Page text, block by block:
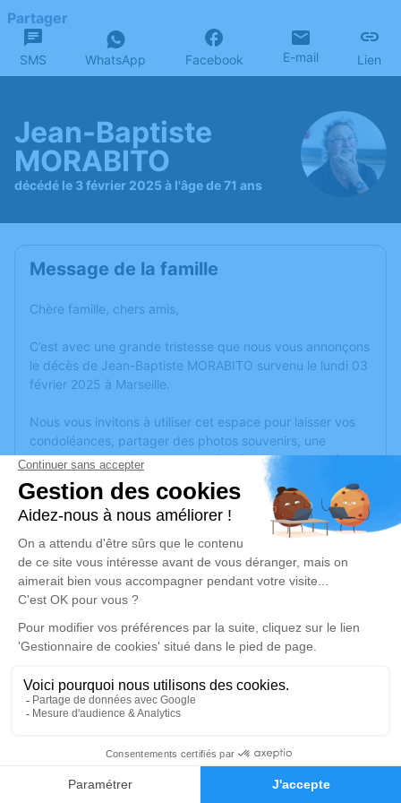
Faire-part Hommages
Partager
SMS WhatsApp Facebook E-mail Lien
Jean-Baptiste
MORABITO
décédé le 3 février 2025 à l'âge de 71 ans
Message de la famille
Chère famille, chers amis,
C’est avec une grande tristesse que nous vous annonçons
le décès de Jean-Baptiste MORABITO survenu le lundi 03
février 2025 à Marseille.
Nous vous invitons à utiliser cet espace pour laisser vos
condoléances, partager des photos souvenirs, une
anecdote ou exprimer vos pensées à travers des poèmes
ou des textes. Cet endroit est un lieu d'expression dédié à
honorer la mémoire de Jean-Baptiste MORABITO.
Un service de plantation d’arbre hommage estdisponible
vendredi 07 février 2025 à 14h00
Eglise Saint-Laurent, de La Penne-sur-
Huveaune
13821 La Penne-sur-Huveaune